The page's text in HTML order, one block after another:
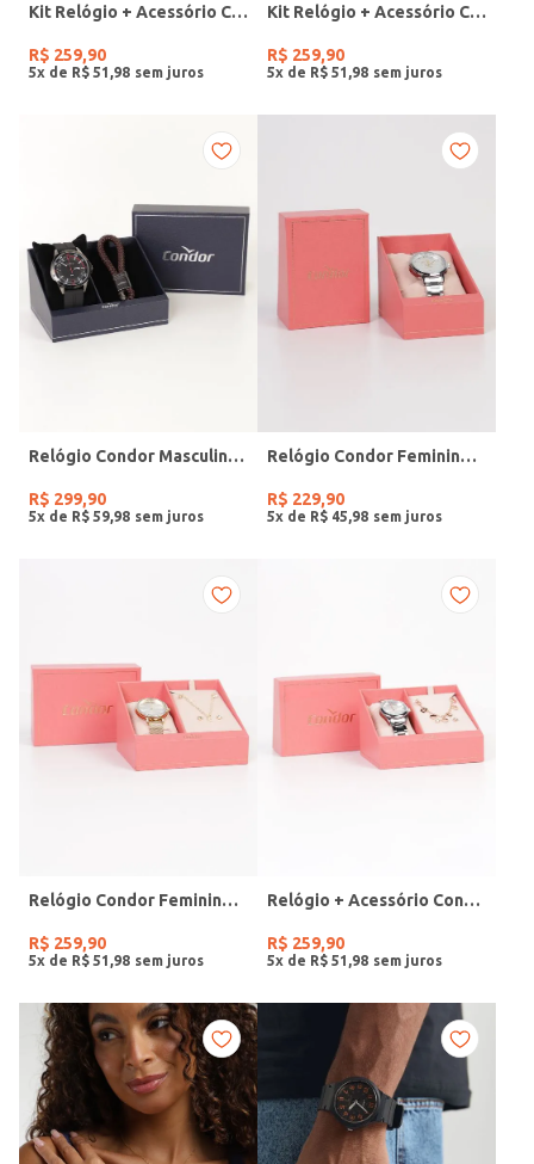
Kit Relógio + Acessório Condor Feminino DOURADO
R$ 259,90
5x de R$ 51 98
Kit Relógio + Acessório Condor Feminino DOURADO
R$ 259,90
5x de R$ 51 98
Relógio Condor Masculino PRETO
R$ 299,90
5x de R$ 59 98
Relógio Condor Feminino PRATA
R$ 229,90
5x de R$ 45 98
Relógio Condor Feminino DOURADO
R$ 259,90
5x de R$ 51 98
Relógio + Acessório Condor Feminino PRATA
R$ 259,90
5x de R$ 51 98